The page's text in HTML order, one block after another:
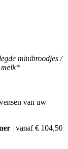
minibroodjes /
melk*
van uw
| vanaf € 104,50